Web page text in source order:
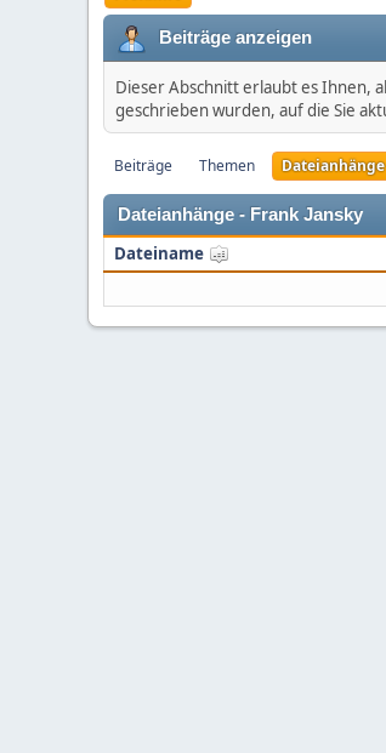
Beiträge anzeigen
Dieser Abschnitt erlaubt es Ihnen,
geschrieben wurden, auf die Sie
Beiträge Themen Dateianhänge
Dateianhänge - Frank Jansky
Dateiname